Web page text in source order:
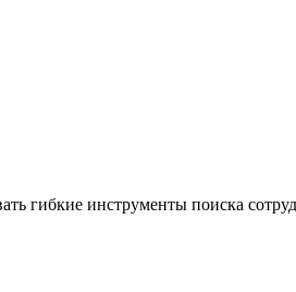
гибкие инструменты поиска